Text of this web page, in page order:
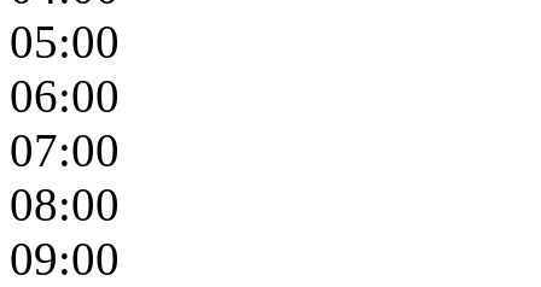
05:00
06:00
07:00
08:00
09:00